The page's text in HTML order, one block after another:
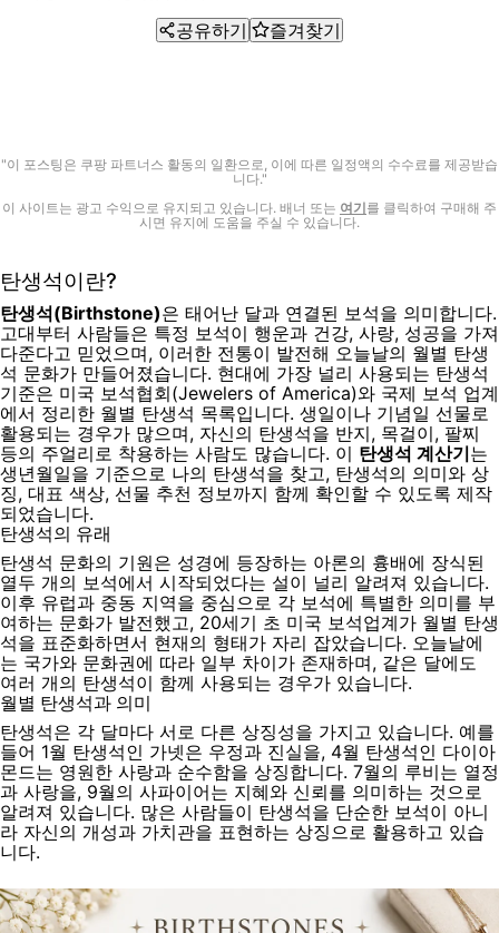
공유하기
즐겨찾기
"이 포스팅은 쿠팡 파트너스 활동의 일환으로, 이에 따른 일정액의 수수료를 제공받습
니다."
이 사이트는 광고 수익으로 유지되고 있습니다. 배너 또는 여기를 클릭하여 구매해 주
시면 유지에 도움을 주실 수 있습니다.
탄생석이란?
탄생석(Birthstone)은 태어난 달과 연결된 보석을 의미합니다.
고대부터 사람들은 특정 보석이 행운과 건강, 사랑, 성공을 가져
다준다고 믿었으며, 이러한 전통이 발전해 오늘날의 월별 탄생
석 문화가 만들어졌습니다. 현대에 가장 널리 사용되는 탄생석
기준은 미국 보석협회(Jewelers of America)와 국제 보석 업계
에서 정리한 월별 탄생석 목록입니다. 생일이나 기념일 선물로
활용되는 경우가 많으며, 자신의 탄생석을 반지, 목걸이, 팔찌
등의 주얼리로 착용하는 사람도 많습니다. 이 탄생석 계산기는
생년월일을 기준으로 나의 탄생석을 찾고, 탄생석의 의미와 상
징, 대표 색상, 선물 추천 정보까지 함께 확인할 수 있도록 제작
되었습니다.
탄생석의 유래
탄생석 문화의 기원은 성경에 등장하는 아론의 흉배에 장식된
열두 개의 보석에서 시작되었다는 설이 널리 알려져 있습니다.
이후 유럽과 중동 지역을 중심으로 각 보석에 특별한 의미를 부
여하는 문화가 발전했고, 20세기 초 미국 보석업계가 월별 탄생
석을 표준화하면서 현재의 형태가 자리 잡았습니다. 오늘날에
는 국가와 문화권에 따라 일부 차이가 존재하며, 같은 달에도
여러 개의 탄생석이 함께 사용되는 경우가 있습니다.
월별 탄생석과 의미
탄생석은 각 달마다 서로 다른 상징성을 가지고 있습니다. 예를
들어 1월 탄생석인 가넷은 우정과 진실을, 4월 탄생석인 다이아
몬드는 영원한 사랑과 순수함을 상징합니다. 7월의 루비는 열정
과 사랑을, 9월의 사파이어는 지혜와 신뢰를 의미하는 것으로
알려져 있습니다. 많은 사람들이 탄생석을 단순한 보석이 아니
라 자신의 개성과 가치관을 표현하는 상징으로 활용하고 있습
니다.